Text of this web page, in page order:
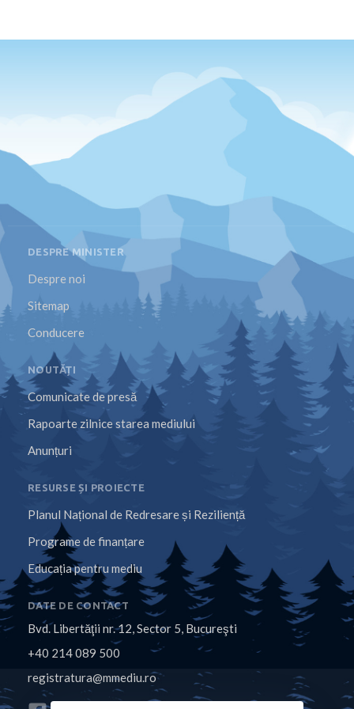
DESPRE MINISTER
Despre noi
Sitemap
Conducere
NOUTĂȚI
Comunicate de presă
Rapoarte zilnice starea mediului
Anunțuri
RESURSE ȘI PROIECTE
Planul Național de Redresare și Reziliență
Programe de finanțare
Educația pentru mediu
DATE DE CONTACT
Bvd. Libertăţii nr. 12, Sector 5, Bucureşti
+40 214 089 500
registratura@mmediu.ro